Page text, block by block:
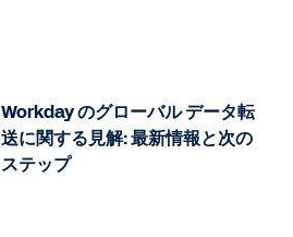
Workday のグローバル データ転
送に関する見解: 最新情報と次の
ステップ